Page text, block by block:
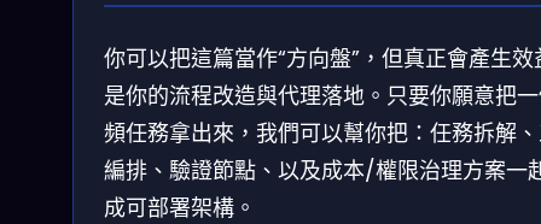
你可以把這篇當作“方向盤”，但真正會產生效
是你的流程改造與代理落地。只要你願意把
頻任務拿出來，我們可以幫你把：任務拆解
編排、驗證節點、以及成本/權限治理方案一
成可部署架構。